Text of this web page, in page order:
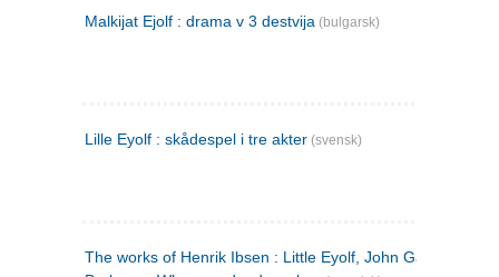
Malkijat Ejolf : drama v 3 destvija (bulgarsk)
Lille Eyolf : skådespel i tre akter (svensk)
The works of Henrik Ibsen : Little Eyolf, John Gabriel